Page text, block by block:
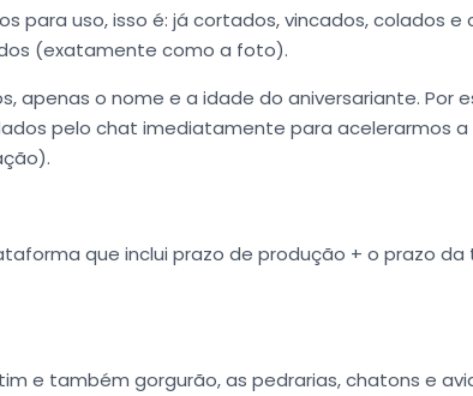
para uso, isso é: já cortados, vincados, colados
(exatamente como a foto).
apenas o nome e a idade do aniversariante. Por
pelo chat imediatamente para acelerarmos
que inclui prazo de produção + o prazo
e também gorgurão, as pedrarias, chatons e